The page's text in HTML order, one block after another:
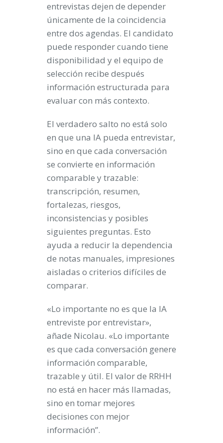
entrevistas dejen de depender
únicamente de la coincidencia
entre dos agendas. El candidato
puede responder cuando tiene
disponibilidad y el equipo de
selección recibe después
información estructurada para
evaluar con más contexto.
El verdadero salto no está solo
en que una IA pueda entrevistar,
sino en que cada conversación
se convierte en información
comparable y trazable:
transcripción, resumen,
fortalezas, riesgos,
inconsistencias y posibles
siguientes preguntas. Esto
ayuda a reducir la dependencia
de notas manuales, impresiones
aisladas o criterios difíciles de
comparar.
«Lo importante no es que la IA
entreviste por entrevistar»,
añade Nicolau. «Lo importante
es que cada conversación genere
información comparable,
trazable y útil. El valor de RRHH
no está en hacer más llamadas,
sino en tomar mejores
decisiones con mejor
información”.